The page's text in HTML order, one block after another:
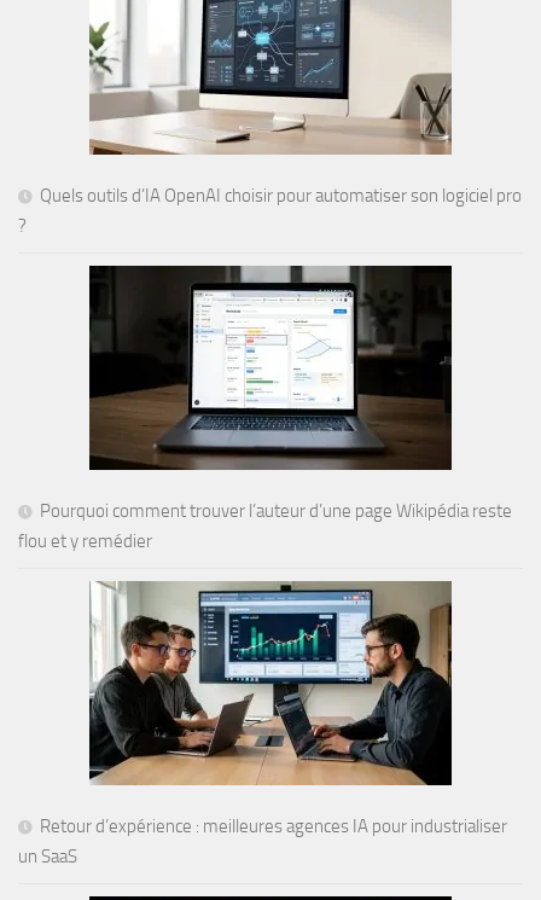
Quels outils d’IA OpenAI choisir pour automatiser son logiciel pro
?
Pourquoi comment trouver l’auteur d’une page Wikipédia reste
flou et y remédier
Retour d’expérience : meilleures agences IA pour industrialiser
un SaaS